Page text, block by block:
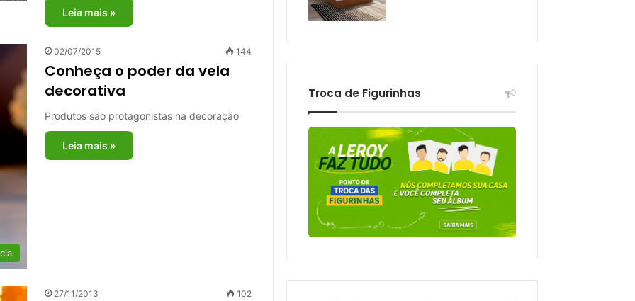
Leia mais »
02/07/2015 144
Conheça o poder da vela
decorativa
Produtos são protagonistas na decoração
Leia mais »
27/11/2013 102
Troca de Figurinhas